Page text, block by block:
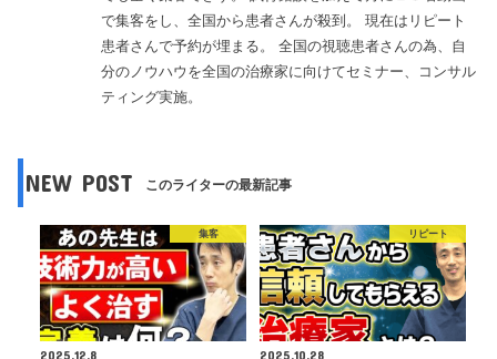
で集客をし、全国から患者さんが殺到。 現在はリピート
患者さんで予約が埋まる。 全国の視聴患者さんの為、自
分のノウハウを全国の治療家に向けてセミナー、コンサル
ティング実施。
NEW POST このライターの最新記事
集客
2025.12.8
リピート
2025.10.28